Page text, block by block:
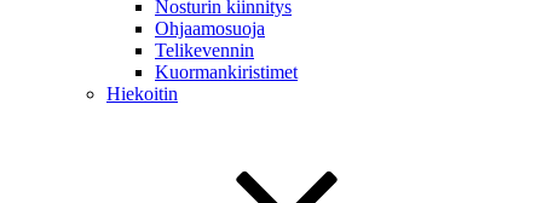
Nosturin kiinnitys
Ohjaamosuoja
Telikevennin
Kuormankiristimet
Hiekoitin